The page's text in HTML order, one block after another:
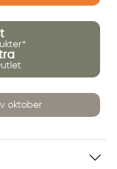
oktober
dig. Vi delar
Läs mer i vår
sparas